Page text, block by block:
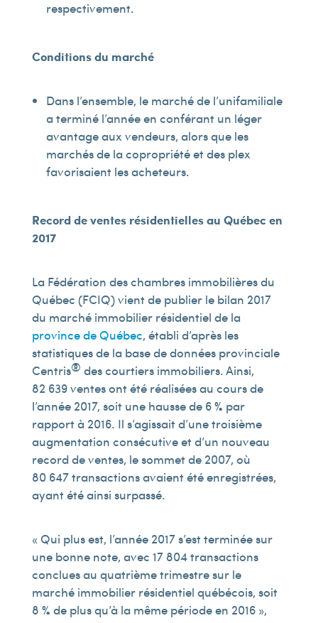
respectivement.
Conditions du marché
Dans l’ensemble, le marché de l’unifamiliale
a terminé l’année en conférant un léger
avantage aux vendeurs, alors que les
marchés de la copropriété et des plex
favorisaient les acheteurs.
Record de ventes résidentielles au Québec en
2017
La Fédération des chambres immobilières du
Québec (FCIQ) vient de publier le bilan 2017
du marché immobilier résidentiel de la
province de Québec, établi d’après les
statistiques de la base de données provinciale
Centris® des courtiers immobiliers. Ainsi,
82 639 ventes ont été réalisées au cours de
l’année 2017, soit une hausse de 6 % par
rapport à 2016. Il s’agissait d’une troisième
augmentation consécutive et d’un nouveau
record de ventes, le sommet de 2007, où
80 647 transactions avaient été enregistrées,
ayant été ainsi surpassé.
« Qui plus est, l’année 2017 s’est terminée sur
une bonne note, avec 17 804 transactions
conclues au quatrième trimestre sur le
marché immobilier résidentiel québécois, soit
8 % de plus qu’à la même période en 2016 »,